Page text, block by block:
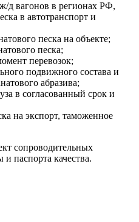
д вагонов в регионах РФ,
в автотранспорт и
песка на объекте;
песка;
перевозок;
подвижного состава и
абразива;
в согласованный срок и
на экспорт, таможенное
сопроводительных
паспорта качества.